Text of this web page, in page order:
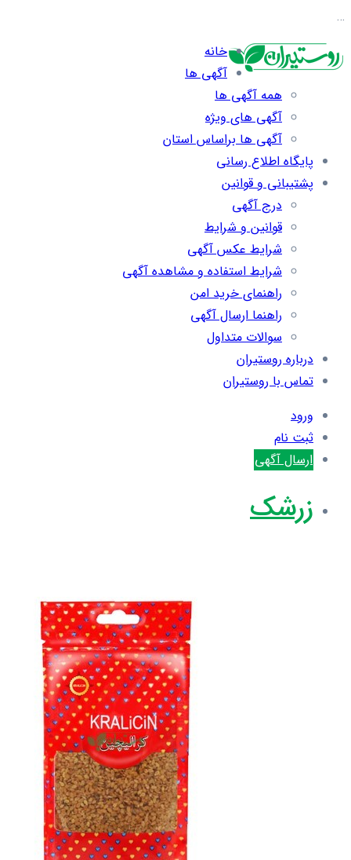
…
خانه
آگهی ها
همه آگهی ها
آگهی های ویژه
آگهی ها براساس استان
پایگاه اطلاع رسانی
پشتیبانی و قوانین
درج آگهی
قوانین و شرایط
شرایط عکس آگهی
شرایط استفاده و مشاهده آگهی
راهنمای خرید امن
راهنما ارسال آگهی
سوالات متداول
درباره روستیران
تماس با روستیران
ورود
ثبت نام
ارسال آگهی
زرشک